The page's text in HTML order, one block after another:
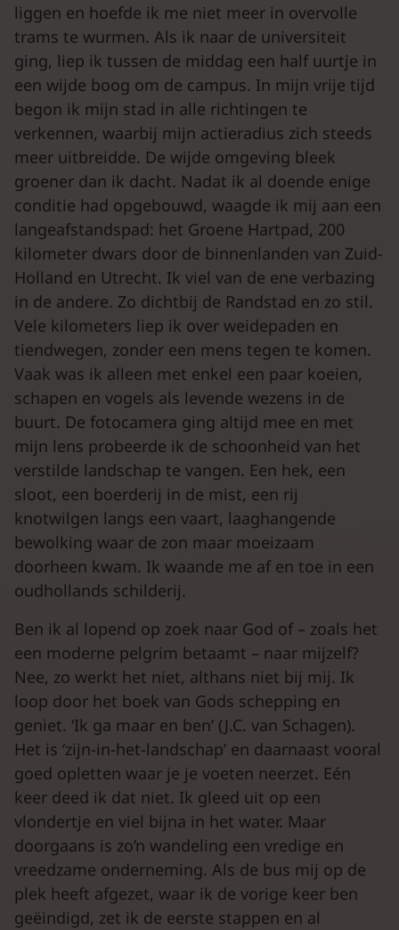
liggen en hoefde ik me niet meer in overvolle
trams te wurmen. Als ik naar de universiteit
ging, liep ik tussen de middag een half uurtje in
een wijde boog om de campus. In mijn vrije tijd
begon ik mijn stad in alle richtingen te
verkennen, waarbij mijn actieradius zich steeds
meer uitbreidde. De wijde omgeving bleek
groener dan ik dacht. Nadat ik al doende enige
conditie had opgebouwd, waagde ik mij aan een
langeafstandspad: het Groene Hartpad, 200
kilometer dwars door de binnenlanden van Zuid-
Holland en Utrecht. Ik viel van de ene verbazing
in de andere. Zo dichtbij de Randstad en zo stil.
Vele kilometers liep ik over weidepaden en
tiendwegen, zonder een mens tegen te komen.
Vaak was ik alleen met enkel een paar koeien,
schapen en vogels als levende wezens in de
buurt. De fotocamera ging altijd mee en met
mijn lens probeerde ik de schoonheid van het
verstilde landschap te vangen. Een hek, een
sloot, een boerderij in de mist, een rij
knotwilgen langs een vaart, laaghangende
bewolking waar de zon maar moeizaam
doorheen kwam. Ik waande me af en toe in een
oudhollands schilderij.
Ben ik al lopend op zoek naar God of – zoals het
een moderne pelgrim betaamt – naar mijzelf?
Nee, zo werkt het niet, althans niet bij mij. Ik
loop door het boek van Gods schepping en
geniet. ‘Ik ga maar en ben’ (J.C. van Schagen).
Het is ‘zijn-in-het-landschap’ en daarnaast vooral
goed opletten waar je je voeten neerzet. Eén
keer deed ik dat niet. Ik gleed uit op een
vlondertje en viel bijna in het water. Maar
doorgaans is zo’n wandeling een vredige en
vreedzame onderneming. Als de bus mij op de
plek heeft afgezet, waar ik de vorige keer ben
geëindigd, zet ik de eerste stappen en al